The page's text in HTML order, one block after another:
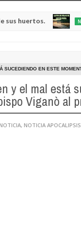
NOTICIA
EN ESTE
y el mal está
Viganò al
, NOTICIA APOCALIPSIS